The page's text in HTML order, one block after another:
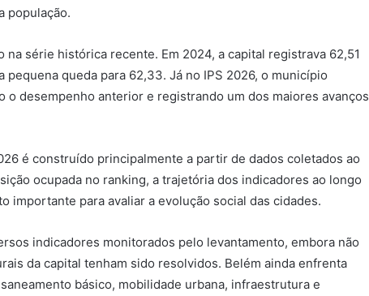
população.
na série histórica recente. Em 2024, a capital registrava 62,51
pequena queda para 62,33. Já no IPS 2026, o município
o desempenho anterior e registrando um dos maiores avanços
é construído principalmente a partir de dados coletados ao
ocupada no ranking, a trajetória dos indicadores ao longo
importante para avaliar a evolução social das cidades.
indicadores monitorados pelo levantamento, embora não
da capital tenham sido resolvidos. Belém ainda enfrenta
básico, mobilidade urbana, infraestrutura e